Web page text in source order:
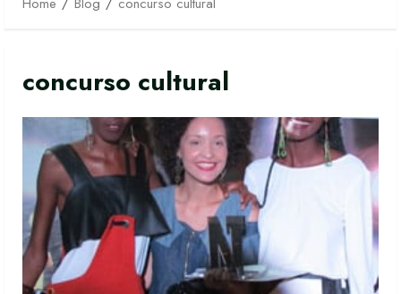
concurso cultural